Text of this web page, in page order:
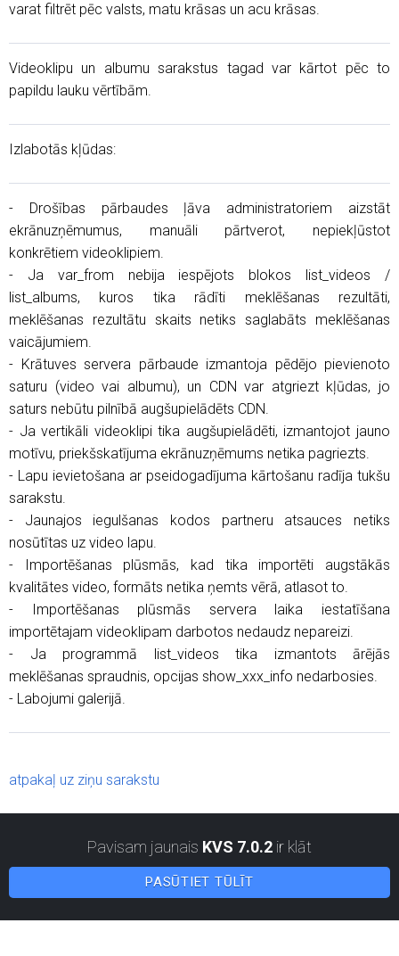
varat filtrēt pēc valsts, matu krāsas un acu krāsas.
Videoklipu un albumu sarakstus tagad var kārtot pēc to
papildu lauku vērtībām.
Izlabotās kļūdas:
- Drošības pārbaudes ļāva administratoriem aizstāt
ekrānuzņēmumus, manuāli pārtverot, nepiekļūstot
konkrētiem videoklipiem.
- Ja var_from nebija iespējots blokos list_videos /
list_albums, kuros tika rādīti meklēšanas rezultāti,
meklēšanas rezultātu skaits netiks saglabāts meklēšanas
vaicājumiem.
- Krātuves servera pārbaude izmantoja pēdējo pievienoto
saturu (video vai albumu), un CDN var atgriezt kļūdas, jo
saturs nebūtu pilnībā augšupielādēts CDN.
- Ja vertikāli videoklipi tika augšupielādēti, izmantojot jauno
motīvu, priekšskatījuma ekrānuzņēmums netika pagriezts.
- Lapu ievietošana ar pseidogadījuma kārtošanu radīja tukšu
sarakstu.
- Jaunajos iegulšanas kodos partneru atsauces netiks
nosūtītas uz video lapu.
- Importēšanas plūsmās, kad tika importēti augstākās
kvalitātes video, formāts netika ņemts vērā, atlasot to.
- Importēšanas plūsmās servera laika iestatīšana
importētajam videoklipam darbotos nedaudz nepareizi.
- Ja programmā list_videos tika izmantots ārējās
meklēšanas spraudnis, opcijas show_xxx_info nedarbosies.
- Labojumi galerijā.
atpakaļ uz ziņu sarakstu
Pavisam jaunais KVS 7.0.2 ir klāt
PASŪTIET TŪLĪT